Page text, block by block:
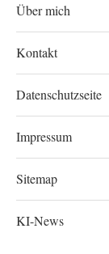
Über mich
Kontakt
Datenschutzseite
Impressum
Sitemap
KI-News